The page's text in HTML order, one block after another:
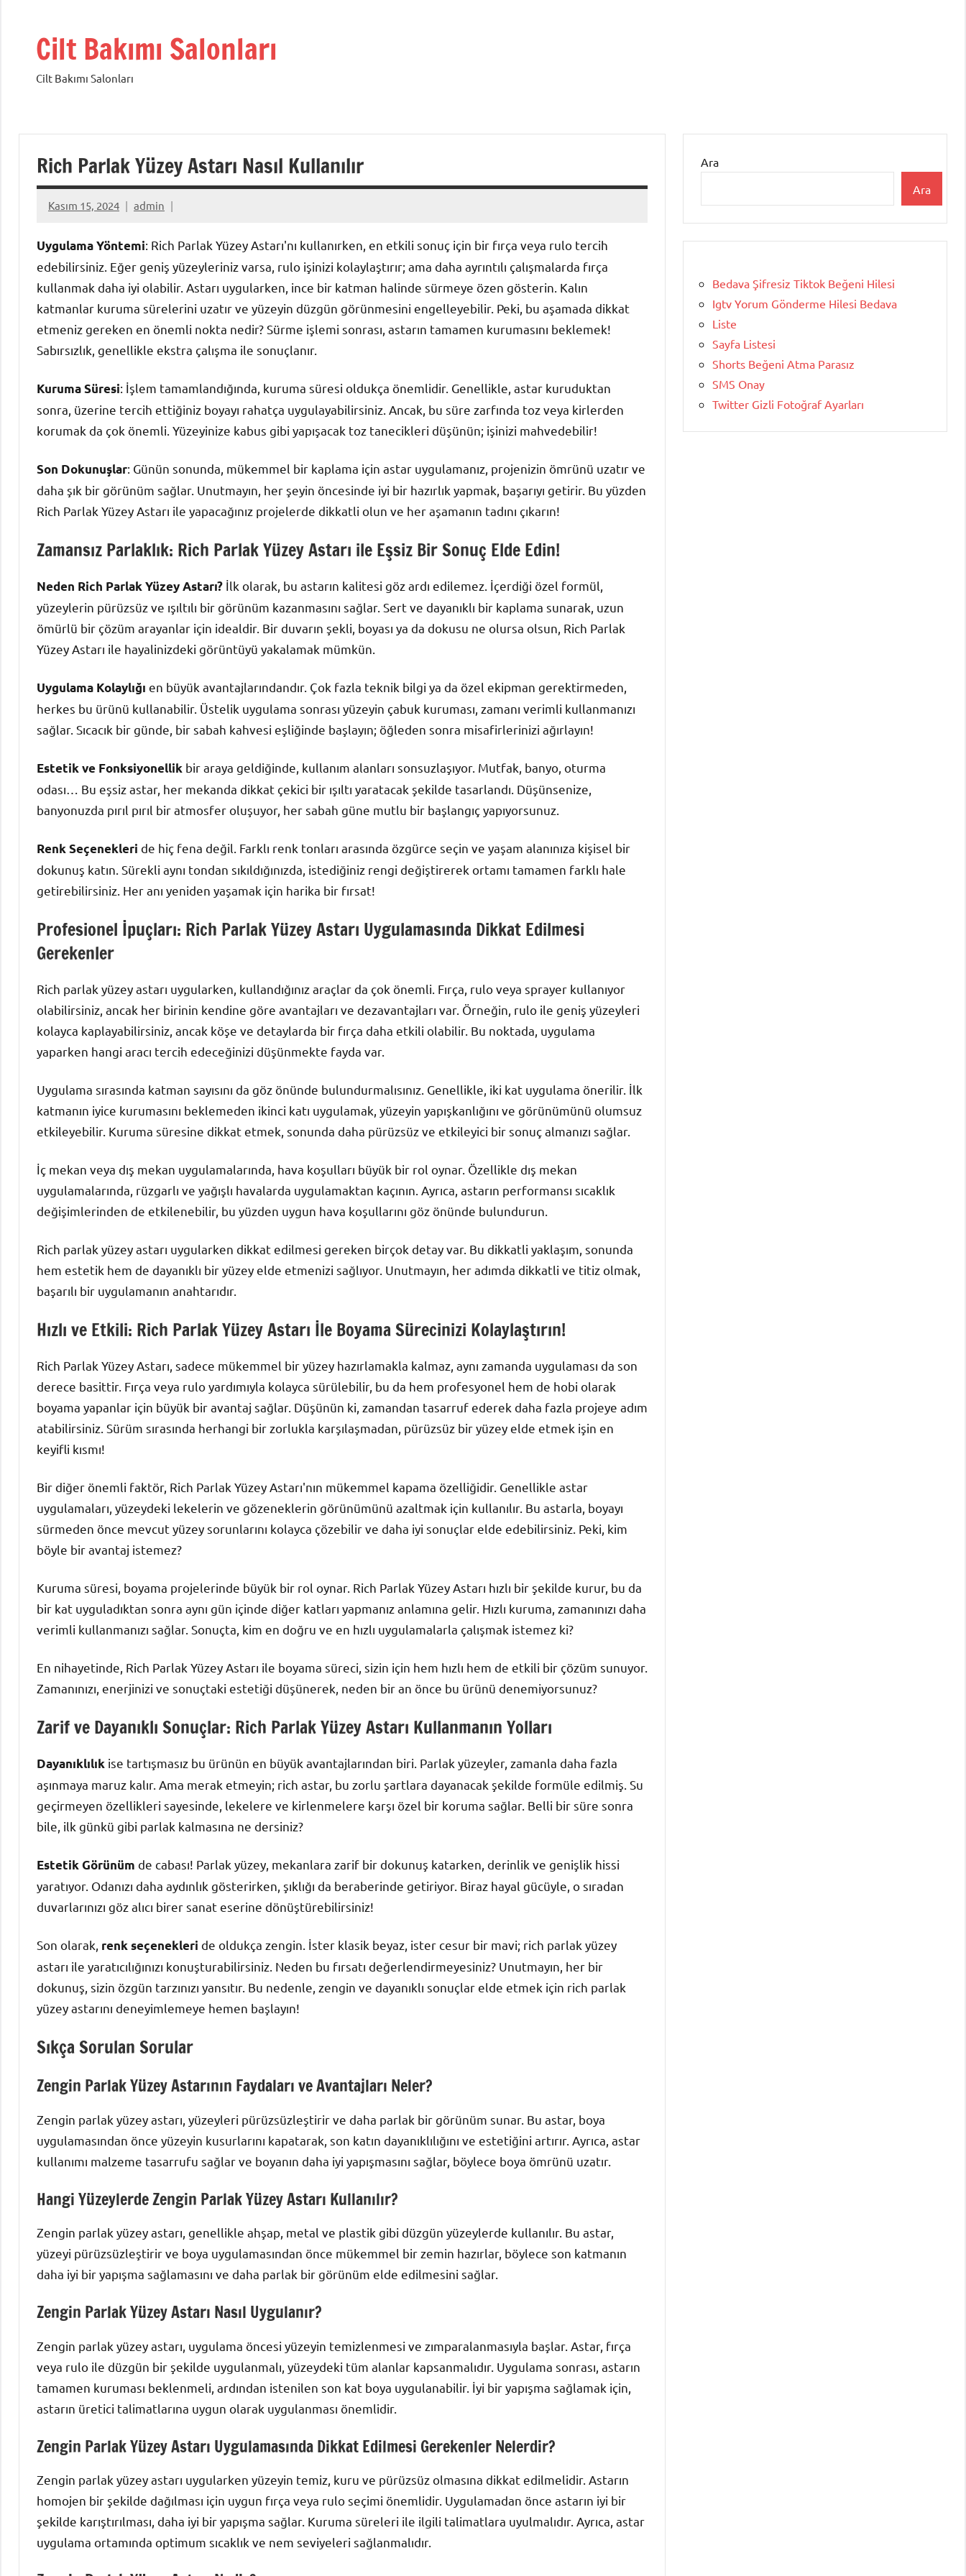
Cilt Bakımı Salonları
Cilt Bakımı Salonları
Rich Parlak Yüzey Astarı Nasıl Kullanılır
Kasım 15, 2024 admin
Uygulama Yöntemi: Rich Parlak Yüzey Astarı'nı kullanırken, en etkili sonuç için bir fırça veya rulo tercih
edebilirsiniz. Eğer geniş yüzeyleriniz varsa, rulo işinizi kolaylaştırır; ama daha ayrıntılı çalışmalarda fırça
kullanmak daha iyi olabilir. Astarı uygularken, ince bir katman halinde sürmeye özen gösterin. Kalın
katmanlar kuruma sürelerini uzatır ve yüzeyin düzgün görünmesini engelleyebilir. Peki, bu aşamada dikkat
etmeniz gereken en önemli nokta nedir? Sürme işlemi sonrası, astarın tamamen kurumasını beklemek!
Sabırsızlık, genellikle ekstra çalışma ile sonuçlanır.
Kuruma Süresi: İşlem tamamlandığında, kuruma süresi oldukça önemlidir. Genellikle, astar kuruduktan
sonra, üzerine tercih ettiğiniz boyayı rahatça uygulayabilirsiniz. Ancak, bu süre zarfında toz veya kirlerden
korumak da çok önemli. Yüzeyinize kabus gibi yapışacak toz tanecikleri düşünün; işinizi mahvedebilir!
Son Dokunuşlar: Günün sonunda, mükemmel bir kaplama için astar uygulamanız, projenizin ömrünü uzatır ve
daha şık bir görünüm sağlar. Unutmayın, her şeyin öncesinde iyi bir hazırlık yapmak, başarıyı getirir. Bu yüzden
Rich Parlak Yüzey Astarı ile yapacağınız projelerde dikkatli olun ve her aşamanın tadını çıkarın!
Zamansız Parlaklık: Rich Parlak Yüzey Astarı ile Eşsiz Bir Sonuç Elde Edin!
Neden Rich Parlak Yüzey Astarı? İlk olarak, bu astarın kalitesi göz ardı edilemez. İçerdiği özel formül,
yüzeylerin pürüzsüz ve ışıltılı bir görünüm kazanmasını sağlar. Sert ve dayanıklı bir kaplama sunarak, uzun
ömürlü bir çözüm arayanlar için idealdir. Bir duvarın şekli, boyası ya da dokusu ne olursa olsun, Rich Parlak
Yüzey Astarı ile hayalinizdeki görüntüyü yakalamak mümkün.
Uygulama Kolaylığı en büyük avantajlarındandır. Çok fazla teknik bilgi ya da özel ekipman gerektirmeden,
herkes bu ürünü kullanabilir. Üstelik uygulama sonrası yüzeyin çabuk kuruması, zamanı verimli kullanmanızı
sağlar. Sıcacık bir günde, bir sabah kahvesi eşliğinde başlayın; öğleden sonra misafirlerinizi ağırlayın!
Estetik ve Fonksiyonellik bir araya geldiğinde, kullanım alanları sonsuzlaşıyor. Mutfak, banyo, oturma
odası… Bu eşsiz astar, her mekanda dikkat çekici bir ışıltı yaratacak şekilde tasarlandı. Düşünsenize,
banyonuzda pırıl pırıl bir atmosfer oluşuyor, her sabah güne mutlu bir başlangıç yapıyorsunuz.
Renk Seçenekleri de hiç fena değil. Farklı renk tonları arasında özgürce seçin ve yaşam alanınıza kişisel bir
dokunuş katın. Sürekli aynı tondan sıkıldığınızda, istediğiniz rengi değiştirerek ortamı tamamen farklı hale
getirebilirsiniz. Her anı yeniden yaşamak için harika bir fırsat!
Profesionel İpuçları: Rich Parlak Yüzey Astarı Uygulamasında Dikkat Edilmesi
Gerekenler
Rich parlak yüzey astarı uygularken, kullandığınız araçlar da çok önemli. Fırça, rulo veya sprayer kullanıyor
olabilirsiniz, ancak her birinin kendine göre avantajları ve dezavantajları var. Örneğin, rulo ile geniş yüzeyleri
kolayca kaplayabilirsiniz, ancak köşe ve detaylarda bir fırça daha etkili olabilir. Bu noktada, uygulama
yaparken hangi aracı tercih edeceğinizi düşünmekte fayda var.
Uygulama sırasında katman sayısını da göz önünde bulundurmalısınız. Genellikle, iki kat uygulama önerilir. İlk
katmanın iyice kurumasını beklemeden ikinci katı uygulamak, yüzeyin yapışkanlığını ve görünümünü olumsuz
etkileyebilir. Kuruma süresine dikkat etmek, sonunda daha pürüzsüz ve etkileyici bir sonuç almanızı sağlar.
İç mekan veya dış mekan uygulamalarında, hava koşulları büyük bir rol oynar. Özellikle dış mekan
uygulamalarında, rüzgarlı ve yağışlı havalarda uygulamaktan kaçının. Ayrıca, astarın performansı sıcaklık
değişimlerinden de etkilenebilir, bu yüzden uygun hava koşullarını göz önünde bulundurun.
Rich parlak yüzey astarı uygularken dikkat edilmesi gereken birçok detay var. Bu dikkatli yaklaşım, sonunda
hem estetik hem de dayanıklı bir yüzey elde etmenizi sağlıyor. Unutmayın, her adımda dikkatli ve titiz olmak,
başarılı bir uygulamanın anahtarıdır.
Hızlı ve Etkili: Rich Parlak Yüzey Astarı İle Boyama Sürecinizi Kolaylaştırın!
Rich Parlak Yüzey Astarı, sadece mükemmel bir yüzey hazırlamakla kalmaz, aynı zamanda uygulaması da son
derece basittir. Fırça veya rulo yardımıyla kolayca sürülebilir, bu da hem profesyonel hem de hobi olarak
boyama yapanlar için büyük bir avantaj sağlar. Düşünün ki, zamandan tasarruf ederek daha fazla projeye adım
atabilirsiniz. Sürüm sırasında herhangi bir zorlukla karşılaşmadan, pürüzsüz bir yüzey elde etmek işin en
keyifli kısmı!
Bir diğer önemli faktör, Rich Parlak Yüzey Astarı'nın mükemmel kapama özelliğidir. Genellikle astar
uygulamaları, yüzeydeki lekelerin ve gözeneklerin görünümünü azaltmak için kullanılır. Bu astarla, boyayı
sürmeden önce mevcut yüzey sorunlarını kolayca çözebilir ve daha iyi sonuçlar elde edebilirsiniz. Peki, kim
böyle bir avantaj istemez?
Kuruma süresi, boyama projelerinde büyük bir rol oynar. Rich Parlak Yüzey Astarı hızlı bir şekilde kurur, bu da
bir kat uyguladıktan sonra aynı gün içinde diğer katları yapmanız anlamına gelir. Hızlı kuruma, zamanınızı daha
verimli kullanmanızı sağlar. Sonuçta, kim en doğru ve en hızlı uygulamalarla çalışmak istemez ki?
En nihayetinde, Rich Parlak Yüzey Astarı ile boyama süreci, sizin için hem hızlı hem de etkili bir çözüm sunuyor.
Zamanınızı, enerjinizi ve sonuçtaki estetiği düşünerek, neden bir an önce bu ürünü denemiyorsunuz?
Zarif ve Dayanıklı Sonuçlar: Rich Parlak Yüzey Astarı Kullanmanın Yolları
Dayanıklılık ise tartışmasız bu ürünün en büyük avantajlarından biri. Parlak yüzeyler, zamanla daha fazla
aşınmaya maruz kalır. Ama merak etmeyin; rich astar, bu zorlu şartlara dayanacak şekilde formüle edilmiş. Su
geçirmeyen özellikleri sayesinde, lekelere ve kirlenmelere karşı özel bir koruma sağlar. Belli bir süre sonra
bile, ilk günkü gibi parlak kalmasına ne dersiniz?
Estetik Görünüm de cabası! Parlak yüzey, mekanlara zarif bir dokunuş katarken, derinlik ve genişlik hissi
yaratıyor. Odanızı daha aydınlık gösterirken, şıklığı da beraberinde getiriyor. Biraz hayal gücüyle, o sıradan
duvarlarınızı göz alıcı birer sanat eserine dönüştürebilirsiniz!
Son olarak, renk seçenekleri de oldukça zengin. İster klasik beyaz, ister cesur bir mavi; rich parlak yüzey
astarı ile yaratıcılığınızı konuşturabilirsiniz. Neden bu fırsatı değerlendirmeyesiniz? Unutmayın, her bir
dokunuş, sizin özgün tarzınızı yansıtır. Bu nedenle, zengin ve dayanıklı sonuçlar elde etmek için rich parlak
yüzey astarını deneyimlemeye hemen başlayın!
Sıkça Sorulan Sorular
Zengin Parlak Yüzey Astarının Faydaları ve Avantajları Neler?
Zengin parlak yüzey astarı, yüzeyleri pürüzsüzleştirir ve daha parlak bir görünüm sunar. Bu astar, boya
uygulamasından önce yüzeyin kusurlarını kapatarak, son katın dayanıklılığını ve estetiğini artırır. Ayrıca, astar
kullanımı malzeme tasarrufu sağlar ve boyanın daha iyi yapışmasını sağlar, böylece boya ömrünü uzatır.
Hangi Yüzeylerde Zengin Parlak Yüzey Astarı Kullanılır?
Zengin parlak yüzey astarı, genellikle ahşap, metal ve plastik gibi düzgün yüzeylerde kullanılır. Bu astar,
yüzeyi pürüzsüzleştirir ve boya uygulamasından önce mükemmel bir zemin hazırlar, böylece son katmanın
daha iyi bir yapışma sağlamasını ve daha parlak bir görünüm elde edilmesini sağlar.
Zengin Parlak Yüzey Astarı Nasıl Uygulanır?
Zengin parlak yüzey astarı, uygulama öncesi yüzeyin temizlenmesi ve zımparalanmasıyla başlar. Astar, fırça
veya rulo ile düzgün bir şekilde uygulanmalı, yüzeydeki tüm alanlar kapsanmalıdır. Uygulama sonrası, astarın
tamamen kuruması beklenmeli, ardından istenilen son kat boya uygulanabilir. İyi bir yapışma sağlamak için,
astarın üretici talimatlarına uygun olarak uygulanması önemlidir.
Zengin Parlak Yüzey Astarı Uygulamasında Dikkat Edilmesi Gerekenler Nelerdir?
Zengin parlak yüzey astarı uygularken yüzeyin temiz, kuru ve pürüzsüz olmasına dikkat edilmelidir. Astarın
homojen bir şekilde dağılması için uygun fırça veya rulo seçimi önemlidir. Uygulamadan önce astarın iyi bir
şekilde karıştırılması, daha iyi bir yapışma sağlar. Kuruma süreleri ile ilgili talimatlara uyulmalıdır. Ayrıca, astar
uygulama ortamında optimum sıcaklık ve nem seviyeleri sağlanmalıdır.
Ara
Ara
Bedava Şifresiz Tiktok Beğeni Hilesi
Igtv Yorum Gönderme Hilesi Bedava
Liste
Sayfa Listesi
Shorts Beğeni Atma Parasız
SMS Onay
Twitter Gizli Fotoğraf Ayarları